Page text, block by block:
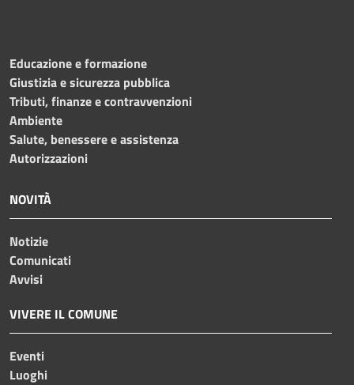
Educazione e formazione
Giustizia e sicurezza pubblica
Tributi, finanze e contravvenzioni
Ambiente
Salute, benessere e assistenza
Autorizzazioni
NOVITÀ
Notizie
Comunicati
Avvisi
VIVERE IL COMUNE
Eventi
Luoghi